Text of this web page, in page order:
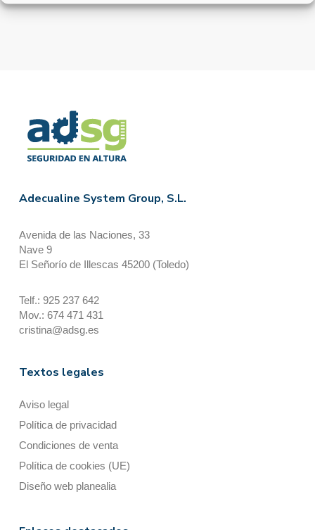
Adecualine System Group, S.L.
Avenida de las Naciones, 33
Nave 9
El Señorío de Illescas 45200 (Toledo)
Telf.: 925 237 642
Mov.: 674 471 431
cristina@adsg.es
Textos legales
Aviso legal
Política de privacidad
Condiciones de venta
Política de cookies (UE)
Diseño web planealia